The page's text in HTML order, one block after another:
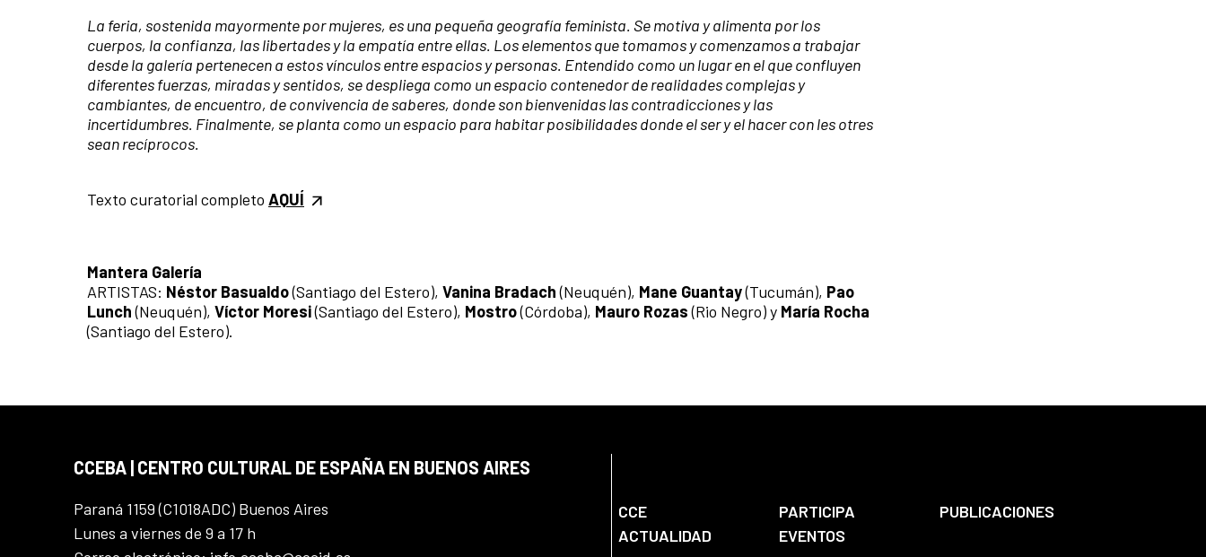
La feria, sostenida mayormente por mujeres, es una pequeña geografía feminista. Se motiva y alimenta por los
cuerpos, la confianza, las libertades y la empatía entre ellas. Los elementos que tomamos y comenzamos a trabajar
desde la galería pertenecen a estos vínculos entre espacios y personas. Entendido como un lugar en el que confluyen
diferentes fuerzas, miradas y sentidos, se despliega como un espacio contenedor de realidades complejas y
cambiantes, de encuentro, de convivencia de saberes, donde son bienvenidas las contradicciones y las
incertidumbres. Finalmente, se planta como un espacio para habitar posibilidades donde el ser y el hacer con les otres
sean recíprocos.
Texto curatorial completo AQUÍ
Mantera Galería
ARTISTAS: Néstor Basualdo(Santiago del Estero), Vanina Bradach(Neuquén), Mane Guantay(Tucumán), Pao
Lunch(Neuquén), Víctor Moresi(Santiago del Estero), Mostro(Córdoba), Mauro Rozas(Rio Negro) y María Rocha
(Santiago del Estero).
CCEBA | CENTRO CULTURAL DE ESPAÑA EN BUENOS AIRES
Paraná 1159 (C1018ADC) Buenos Aires
Lunes a viernes de 9 a 17 h
CCE PARTICIPA
PUBLICACIONES
ACTUALIDAD
EVENTOS